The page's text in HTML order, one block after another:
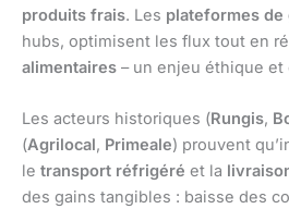
produits frais. Les plateformes de
hubs, optimisent les flux tout en
alimentaires – un enjeu éthique et
Les acteurs historiques (Rungis,
(Agrilocal, Primeale) prouvent
le transport réfrigéré et la
des gains tangibles : baisse des